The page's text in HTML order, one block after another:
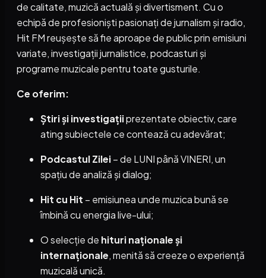
de calitate, muzică actuală și divertisment. Cu o
echipă de profesioniști pasionați de jurnalism și radio,
Hit FM reușește să fie aproape de public prin emisiuni
variate, investigații jurnalistice, podcasturi și
programe muzicale pentru toate gusturile.
Ce oferim:
Știri și investigațiiprezentate obiectiv, care
ating subiectele ce contează cu adevărat;
Podcastul Zilei– de LUNI până VINERI, un
spațiu de analiză și dialog;
Hit cu Hit – emisiunea unde muzica bună se
îmbină cu energia live-ului;
O selecție de hituri naționale și
internaționale, menită să creeze o experiență
muzicală unică.